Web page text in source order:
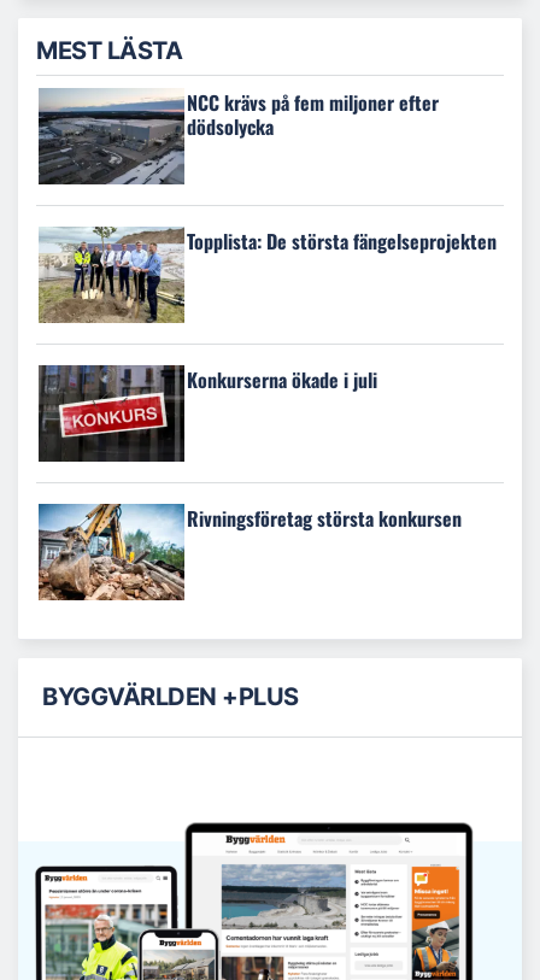
MEST LÄSTA
NCC krävs på fem miljoner efter
dödsolycka
Topplista: De största fängelseprojekten
Konkurserna ökade i juli
Rivningsföretag största konkursen
BYGGVÄRLDEN +PLUS